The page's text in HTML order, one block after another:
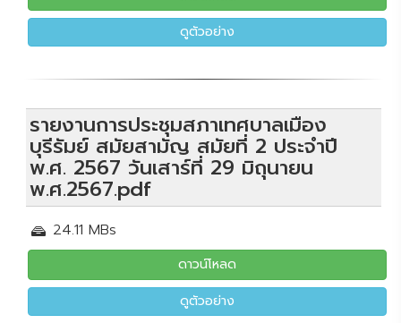
ดูตัวอย่าง
รายงานการประชุมสภาเทศบาลเมือง
บุรีรัมย์ สมัยสามัญ สมัยที่ 2 ประจำปี
พ.ศ. 2567 วันเสาร์ที่ 29 มิถุนายน
พ.ศ.2567.pdf
24.11 MBs
ดาวน์โหลด
ดูตัวอย่าง